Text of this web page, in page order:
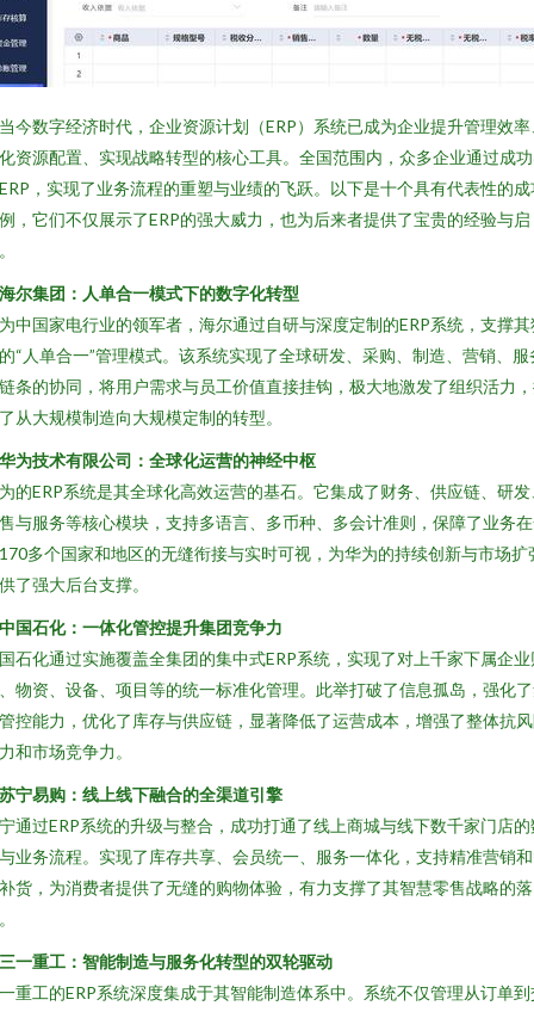
今数字经济时代，企业资源计划（ERP）系统已成为企业提升管理效率
资源配置、实现战略转型的核心工具。全国范围内，众多企业通过成
，实现了业务流程的重塑与业绩的飞跃。以下是十个具有代表性的成
，它们不仅展示了ERP的强大威力，也为后来者提供了宝贵的经验与启
尔集团：人单合一模式下的数字化转型
中国家电行业的领军者，海尔通过自研与深度定制的ERP系统，支撑其
“人单合一”管理模式。该系统实现了全球研发、采购、制造、营销、服
条的协同，将用户需求与员工价值直接挂钩，极大地激发了组织活力
从大规模制造向大规模定制的转型。
为技术有限公司：全球化运营的神经中枢
的ERP系统是其全球化高效运营的基石。它集成了财务、供应链、研发
与服务等核心模块，支持多语言、多币种、多会计准则，保障了业务
多个国家和地区的无缝衔接与实时可视，为华为的持续创新与市场扩
了强大后台支撑。
国石化：一体化管控提升集团竞争力
石化通过实施覆盖全集团的集中式ERP系统，实现了对上千家下属企业
物资、设备、项目等的统一标准化管理。此举打破了信息孤岛，强化
控能力，优化了库存与供应链，显著降低了运营成本，增强了整体抗
和市场竞争力。
宁易购：线上线下融合的全渠道引擎
通过ERP系统的升级与整合，成功打通了线上商城与线下数千家门店的
业务流程。实现了库存共享、会员统一、服务一体化，支持精准营销
货，为消费者提供了无缝的购物体验，有力支撑了其智慧零售战略的落
一重工：智能制造与服务化转型的双轮驱动
重工的ERP系统深度集成于其智能制造体系中。系统不仅管理从订单到